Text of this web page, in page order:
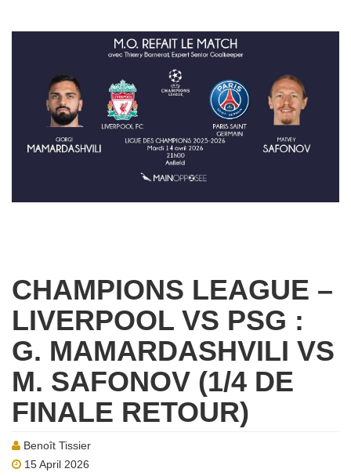
CHAMPIONS LEAGUE –
LIVERPOOL VS PSG :
G. MAMARDASHVILI VS
M. SAFONOV (1/4 DE
FINALE RETOUR)
Benoît Tissier
15 April 2026